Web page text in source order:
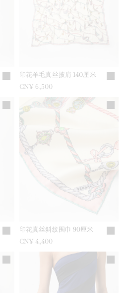
印花羊毛真丝披肩 140厘米
CN¥ 6,500
印花真丝斜纹围巾 90厘米
CN¥ 4,400